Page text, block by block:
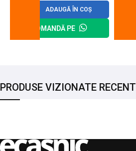
ADAUGĂ ÎN COȘ
COMANDĂ PE
PRODUSE VIZIONATE RECENT